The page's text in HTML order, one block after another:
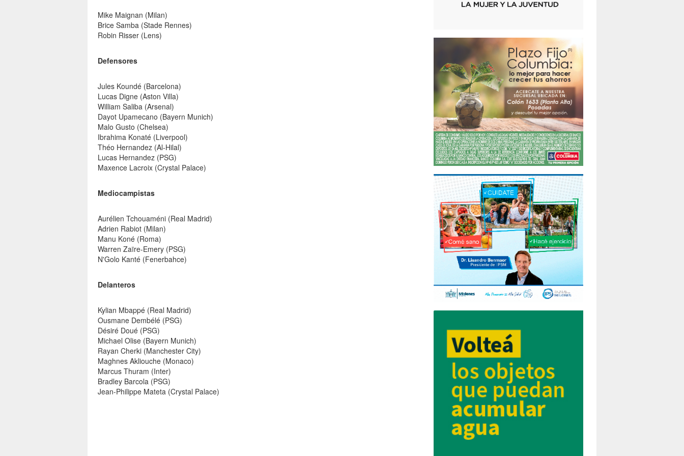
Mike Maignan (Milan)
Brice Samba (Stade Rennes)
Robin Risser (Lens)
Defensores
Jules Koundé (Barcelona)
Lucas Digne (Aston Villa)
William Saliba (Arsenal)
Dayot Upamecano (Bayern Munich)
Malo Gusto (Chelsea)
Ibrahima Konaté (Liverpool)
Théo Hernandez (Al-Hilal)
Lucas Hernandez (PSG)
Maxence Lacroix (Crystal Palace)
Mediocampistas
Aurélien Tchouaméni (Real Madrid)
Adrien Rabiot (Milan)
Manu Koné (Roma)
Warren Zaïre-Emery (PSG)
N'Golo Kanté (Fenerbahce)
Delanteros
Kylian Mbappé (Real Madrid)
Ousmane Dembélé (PSG)
Désiré Doué (PSG)
Michael Olise (Bayern Munich)
Rayan Cherki (Manchester City)
Maghnes Akliouche (Monaco)
Marcus Thuram (Inter)
Bradley Barcola (PSG)
Jean-Philippe Mateta (Crystal Palace)